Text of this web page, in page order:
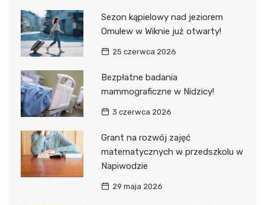
Sezon kąpielowy nad jeziorem
Omulew w Wiknie już otwarty!
25 czerwca 2026
Bezpłatne badania
mammograficzne w Nidzicy!
3 czerwca 2026
Grant na rozwój zajęć
matematycznych w przedszkolu w
Napiwodzie
29 maja 2026